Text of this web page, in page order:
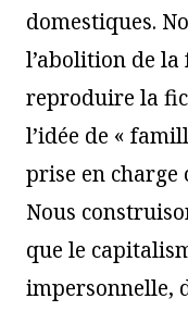
domestiques.
l’abolition de la
reproduire la
l’idée de «
prise en charge
Nous
que le
impersonnelle,